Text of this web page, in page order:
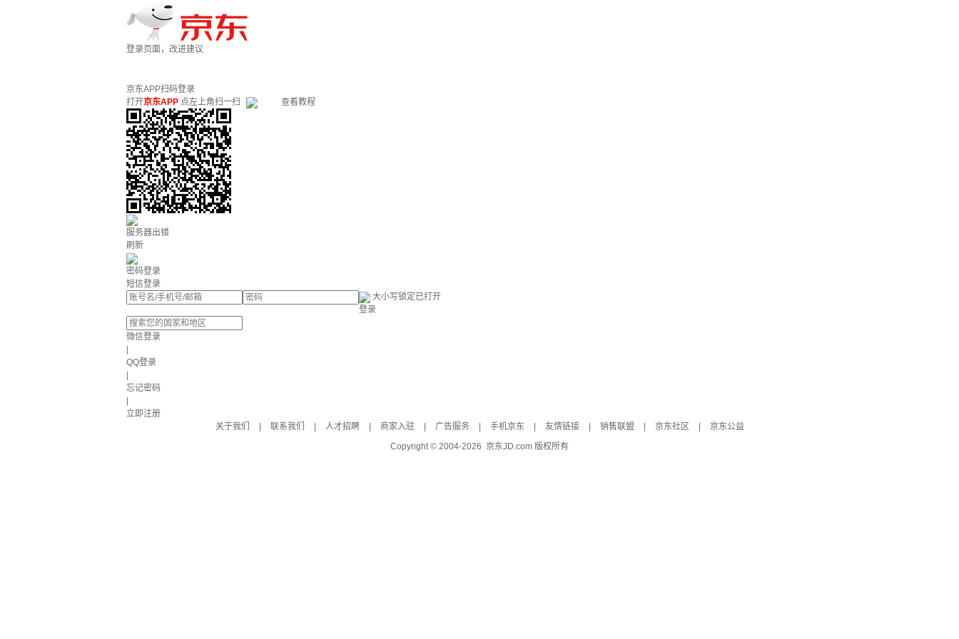
登录页面，改进建议
京东APP扫码登录
打开京东APP 点左上角扫一扫 查看教程
服务器出错
刷新
密码登录
短信登录
大小写锁定已打开
登录
微信登录
QQ登录
忘记密码
立即注册
关于我们
联系我们 人才招聘 商家入驻 广告服务 手机京东 友情链接 销售联盟 京东社区
京东公益
Copyright © 2004-2026 京东JD.com 版权所有